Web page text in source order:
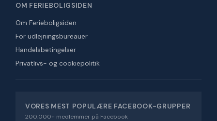
OM FERIEBOLIGSIDEN
Om Ferieboligsiden
For udlejningsbureauer
Handelsbetingelser
Privatlivs- og cookiepolitik
VORES MEST POPULÆRE FACEBOOK-GRUPPER
200.000+ medlemmer på Facebook